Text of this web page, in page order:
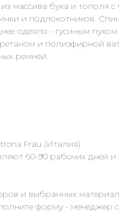
массива бука и тополя
и подлокотников.
одеяло - гусиным
и полиэфирной
ремней.
Frau (Италия)
60-90 рабочих дней и
и выбранных
форму - менеджер